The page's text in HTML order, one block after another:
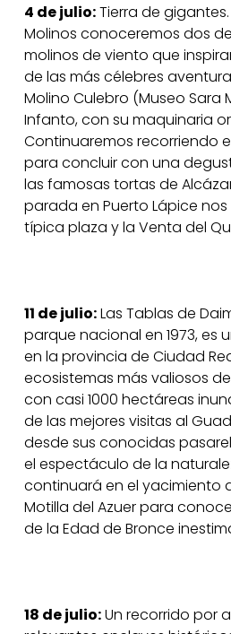
4 de julio:Tierra de gigantes.
Molinos conoceremos dos
molinos de viento que
de las más célebres
Molino Culebro (Museo Sara
Infanto, con su maquinaria
Continuaremos recorriendo
para concluir con una
las famosas tortas de
parada en Puerto Lápice
típica plaza y la Venta del
11 de julio:Las Tablas de
parque nacional en 1973, es
en la provincia de Ciudad
ecosistemas más valiosos
con casi 1000 hectáreas
de las mejores visitas al
desde sus conocidas
el espectáculo de la
continuará en el yacimiento
Motilla del Azuer para
de la Edad de Bronce
18 de julio:Un recorrido por